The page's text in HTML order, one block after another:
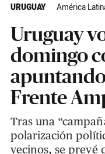
URUGUAY América
Uruguay
domingo
Frente
Tras una
polarización
vecinos, se prevé